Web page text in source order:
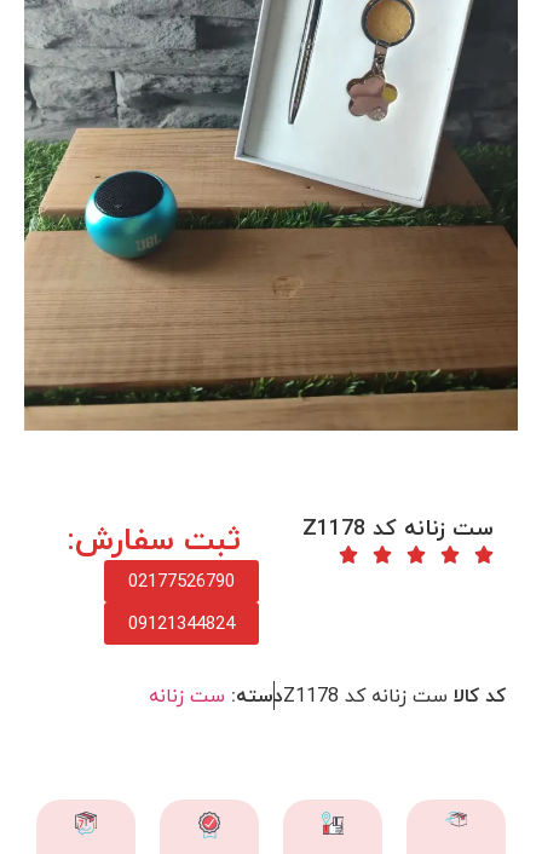
ست زنانه کد Z1178 ثبت سفارش:
02177526790
09121344824
کد کالا ست زنانه کد Z1178 دسته: ست زنانه